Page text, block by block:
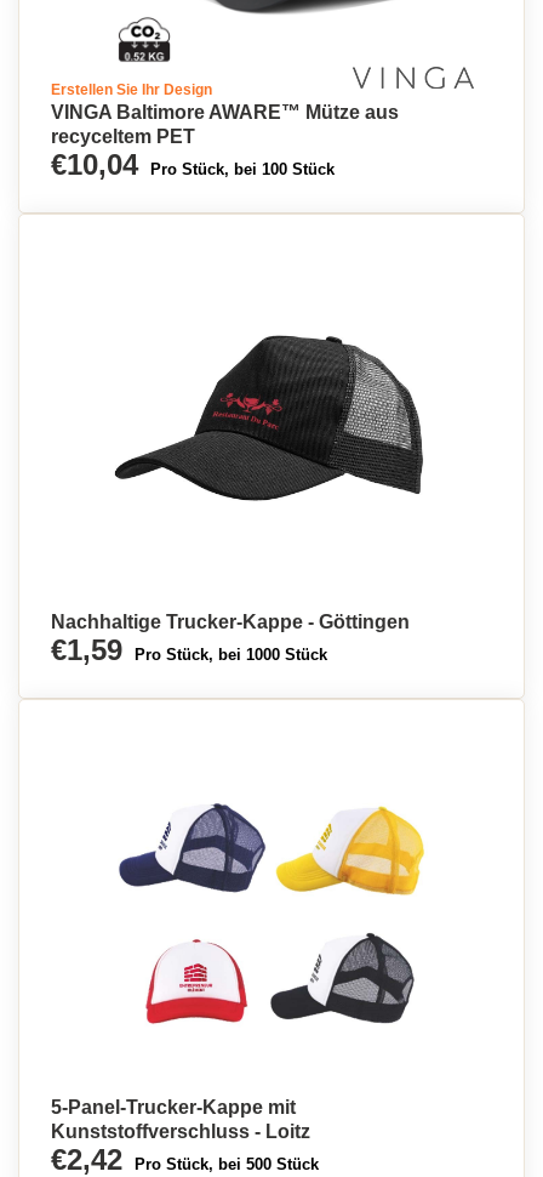
Erstellen Sie Ihr Design
VINGA Baltimore AWARE™ Mütze aus
recyceltem PET
€10,04 Pro Stück, bei 100 Stück
Nachhaltige Trucker-Kappe - Göttingen
€1,59 Pro Stück, bei 1000 Stück
5-Panel-Trucker-Kappe mit
Kunststoffverschluss - Loitz
€2,42 Pro Stück, bei 500 Stück